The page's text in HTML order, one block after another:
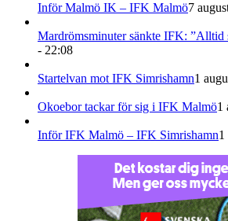
Inför Malmö IK – IFK Malmö7
Mardrömsminuter sänkte IFK: ”Alltid
- 22:08
Startelvan mot IFK Simrishamn1
Okoebor tackar för sig i IFK Malmö1
Inför IFK Malmö – IFK Simrishamn1